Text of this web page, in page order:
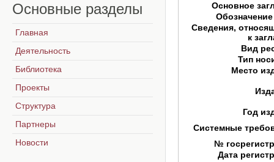
Основное
Сведения,
к
Вид
Тип
Место
Год
Системные
№
Дата
Основные разделы
Главная
Деятельность
Библиотека
Проекты
Структура
Партнеры
Новости